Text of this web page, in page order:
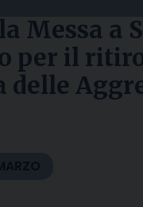
Messa a
per il
delle